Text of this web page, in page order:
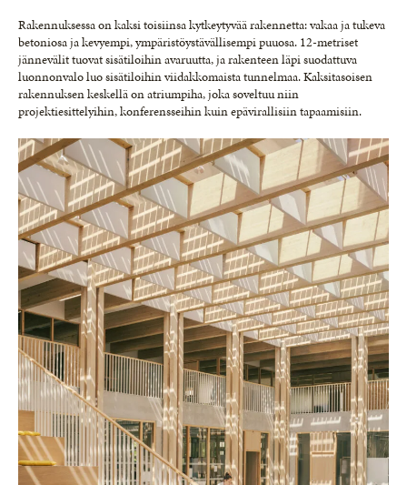
Rakennuksessa on kaksi toisiinsa kytkeytyvää rakennetta: vakaa ja tukeva
betoniosa ja kevyempi, ympäristöystävällisempi puuosa. 12-metriset
jännevälit tuovat sisätiloihin avaruutta, ja rakenteen läpi suodattuva
luonnonvalo luo sisätiloihin viidakkomaista tunnelmaa. Kaksitasoisen
rakennuksen keskellä on atriumpiha, joka soveltuu niin
projektiesittelyihin, konferensseihin kuin epävirallisiin tapaamisiin.